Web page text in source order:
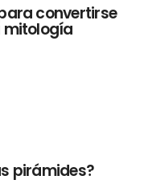
convertirse
mitología
pirámides?